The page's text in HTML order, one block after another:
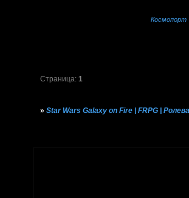
Космопорт
Страница:1
»Star Wars Galaxy on Fire | FRPG |